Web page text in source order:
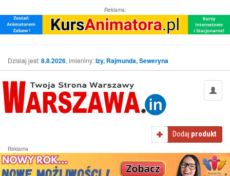
Reklama:
Dzisiaj jest:8.8.2026, imieniny:Izy, Rajmunda, Seweryna
Dodaj produkt
Reklama